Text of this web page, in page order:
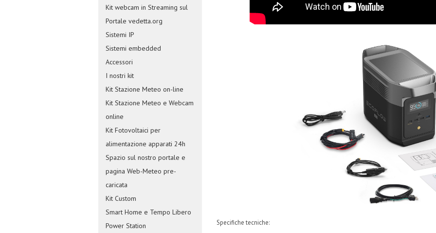
Kit webcam in Streaming sul
Portale vedetta.org
Sistemi IP
Sistemi embedded
Accessori
I nostri kit
Kit Stazione Meteo on-line
Kit Stazione Meteo e Webcam
online
Kit Fotovoltaici per
alimentazione apparati 24h
Spazio sul nostro portale e
pagina Web-Meteo pre-
caricata
Kit Custom
Smart Home e Tempo Libero
Power Station
Specifiche tecniche: